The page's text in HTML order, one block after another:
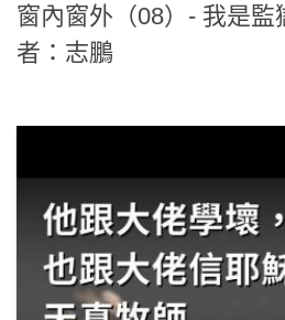
窗內窗外（08）- 我是監
者：志鵬